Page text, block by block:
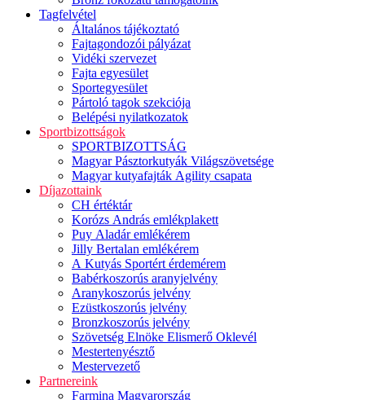
Tagfelvétel
Általános tájékoztató
Fajtagondozói pályázat
Vidéki szervezet
Fajta egyesület
Sportegyesület
Pártoló tagok szekciója
Belépési nyilatkozatok
Sportbizottságok
SPORTBIZOTTSÁG
Magyar Pásztorkutyák Világszövetsége
Magyar kutyafajták Agility csapata
Díjazottaink
CH értéktár
Korózs András emlékplakett
Puy Aladár emlékérem
Jilly Bertalan emlékérem
A Kutyás Sportért érdemérem
Babérkoszorús aranyjelvény
Aranykoszorús jelvény
Ezüstkoszorús jelvény
Bronzkoszorús jelvény
Szövetség Elnöke Elismerő Oklevél
Mestertenyésztő
Mestervezető
Partnereink
Farmina Magyarország